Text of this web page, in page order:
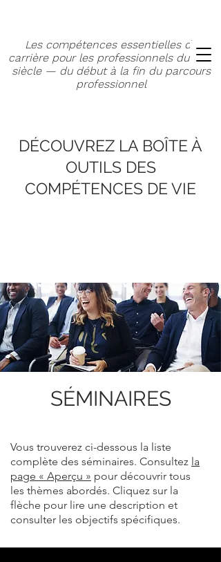
Les compétences essentielles de
carrière pour les professionnels du XXIe
siècle — du début à la fin du parcours
professionnel
DÉCOUVREZ LA BOÎTE À
OUTILS DES
COMPÉTENCES DE VIE
SÉMINAIRES
Vous trouverez ci-dessous la liste
complète des séminaires. Consultez la
page « Aperçu » pour découvrir tous
les thèmes abordés. Cliquez sur la
flèche pour lire une description et
consulter les objectifs spécifiques.